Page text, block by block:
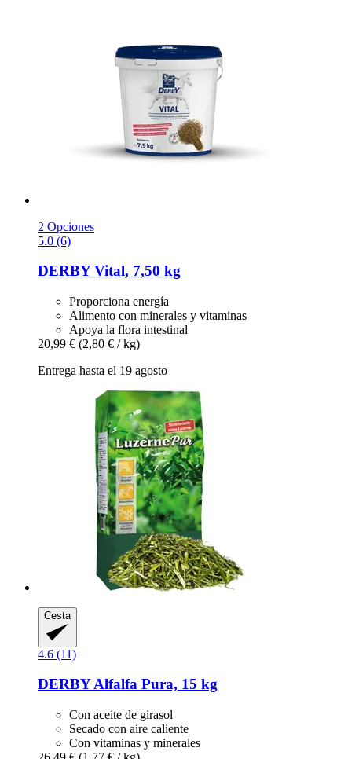
2 Opciones
5.0 (6)
DERBYVital, 7,50 kg
Proporciona energía
Alimento con minerales y vitaminas
Apoya la flora intestinal
20,99 € (2,80 € / kg)
Entrega hasta el 19 agosto
Cesta
4.6 (11)
DERBYAlfalfa Pura, 15 kg
Con aceite de girasol
Secado con aire caliente
Con vitaminas y minerales